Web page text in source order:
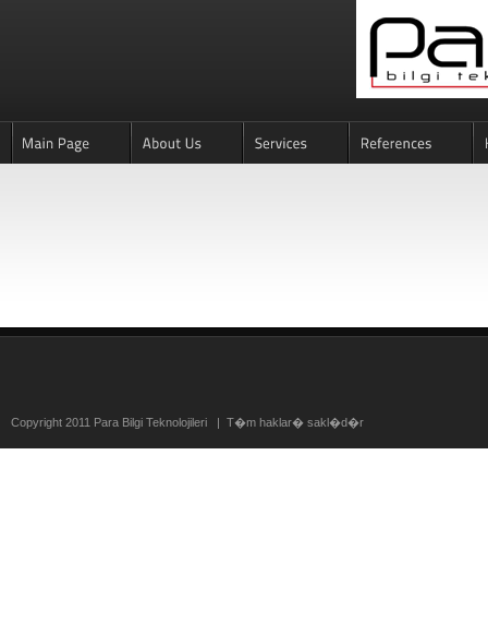
Copyright 2011 Para Bilgi Teknolojileri | T�m haklar� sakl�d�r